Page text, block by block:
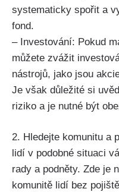
systematicky spořit a
fond.
– Investování: Pokud
můžete zvážit
nástrojů, jako jsou
Je však důležité si
riziko a je nutné být
2. Hledejte komunitu a
lidí v podobné situaci
rady a podněty. Zde je
komunitě lidí bez